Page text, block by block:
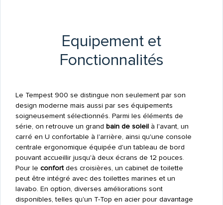
Equipement et
Fonctionnalités
Le Tempest 900 se distingue non seulement par son
design moderne mais aussi par ses équipements
soigneusement sélectionnés. Parmi les éléments de
série, on retrouve un grand bain de soleilà l'avant, un
carré en U confortable à l'arrière, ainsi qu'une console
centrale ergonomique équipée d'un tableau de bord
pouvant accueillir jusqu'à deux écrans de 12 pouces.
Pour le confortdes croisières, un cabinet de toilette
peut être intégré avec des toilettes marines et un
lavabo. En option, diverses améliorations sont
disponibles, telles qu'un T-Top en acier pour davantage